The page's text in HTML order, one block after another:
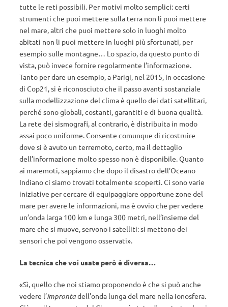
tutte le reti possibili. Per motivi molto semplici: certi
strumenti che puoi mettere sulla terra non li puoi mettere
nel mare, altri che puoi mettere solo in luoghi molto
abitati non li puoi mettere in luoghi più sfortunati, per
esempio sulle montagne… Lo spazio, da questo punto di
vista, può invece fornire regolarmente l’informazione.
Tanto per dare un esempio, a Parigi, nel 2015, in occasione
di Cop21, si è riconosciuto che il passo avanti sostanziale
sulla modellizzazione del clima è quello dei dati satellitari,
perché sono globali, costanti, garantiti e di buona qualità.
La rete dei sismografi, al contrario, è distribuita in modo
assai poco uniforme. Consente comunque di ricostruire
dove si è avuto un terremoto, certo, ma il dettaglio
dell’informazione molto spesso non è disponibile. Quanto
ai maremoti, sappiamo che dopo il disastro dell’Oceano
Indiano ci siamo trovati totalmente scoperti. Ci sono varie
iniziative per cercare di equipaggiare opportune zone del
mare per avere le informazioni, ma è ovvio che per vedere
un’onda larga 100 km e lunga 300 metri, nell’insieme del
mare che si muove, servono i satelliti: si mettono dei
sensori che poi vengono osservati».
La tecnica che voi usate però è diversa…
«Sì, quello che noi stiamo proponendo è che si può anche
vedere l’improntadell’onda lunga del mare nella ionosfera.